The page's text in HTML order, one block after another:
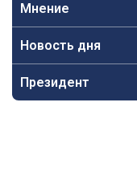
Мнение
Новость дня
Президент